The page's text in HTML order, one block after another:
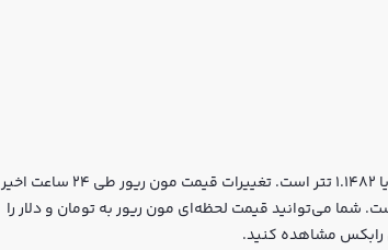
قیمت لحظه‌ای مون ریور هم اکنون معادل 213,576 تومان یا 1.1482 تتر است. تغییرات قیمت مون ریور طی 24 ساعت اخیر
کپ آن به 14,274,049 دلار رسیده است. شما می‌توانید قیمت لحظه‌ای مون ریور به تومان و دلار را
رابکس مشاهده کنید.